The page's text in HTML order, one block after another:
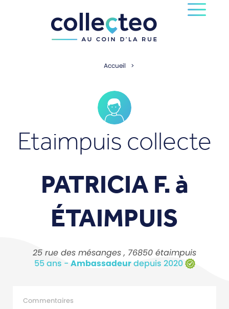
Accueil
Etaimpuis collecte
PATRICIA F. à
ÉTAIMPUIS
25 rue des mésanges , 76850 étaimpuis
55 ans - Ambassadeurdepuis 2020
Commentaires